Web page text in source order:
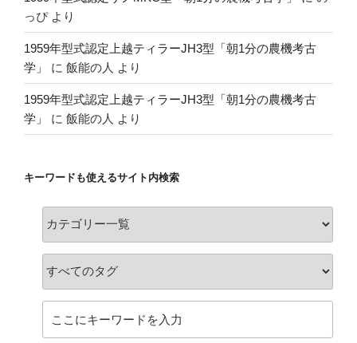
っぴより
1959年型式認定上越ティラーJH3型「朝1分の農機考古
学」
に 飯能の人 より
1959年型式認定上越ティラーJH3型「朝1分の農機考古
学」
に 飯能の人 より
キーワードも使えるサイト内検索